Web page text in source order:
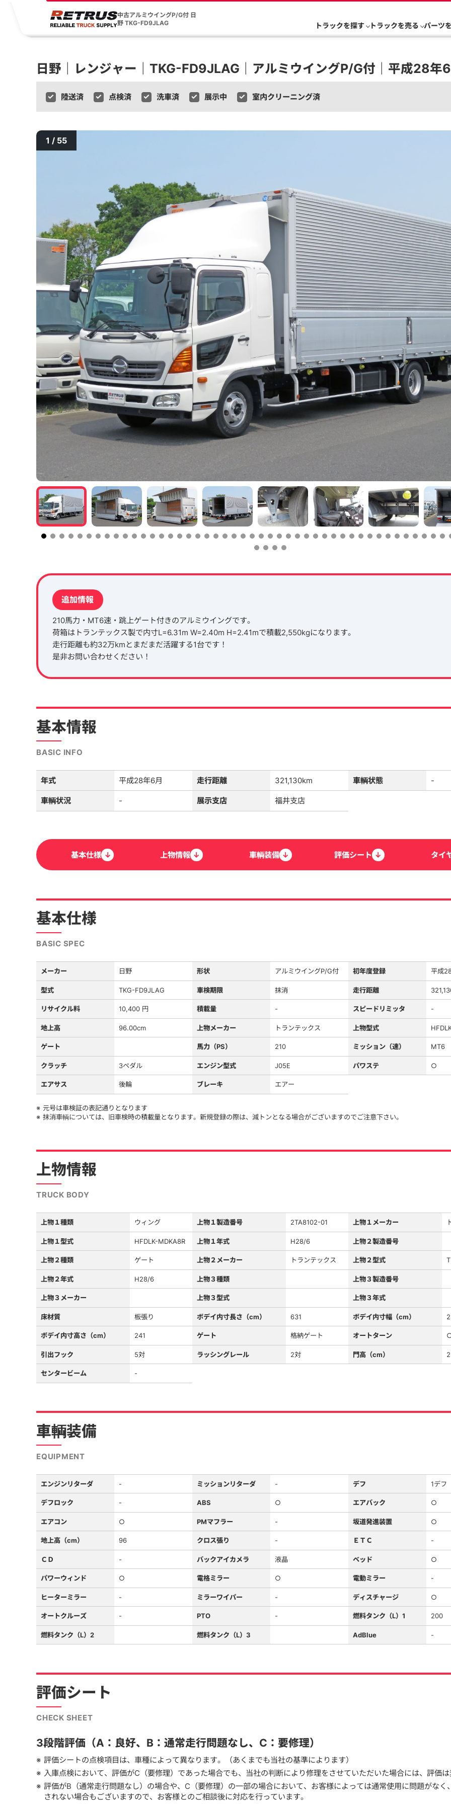
中古アルミウイングP/G付 日
野 TKG-FD9JLAG
トラックを探す トラックを売る パーツ
日野｜レンジャー｜TKG-FD9JLAG｜アルミウイングP/G付｜平成28
陸送済 点検済 洗車済 展示中 室内クリーニング済
1 / 55
追加情報
210馬力・MT6速・跳上ゲート付きのアルミウイングです。
荷箱はトランテックス製で内寸L=6.31m W=2.40m H=2.41mで積載2,550kgになります。
走行距離も約32万kmとまだまだ活躍する1台です！
是非お問い合わせください！
基本情報
BASIC INFO
年式 平成28年6月 走行距離 321,130km 車輌状態 -
車輌状況 - 展示支店 福井支店
基本仕様 ↓ 上物情報 ↓ 車輌装備 ↓ 評価シート ↓ タイ
基本仕様
BASIC SPEC
メーカー 日野 形状 アルミウイングP/G付 初年度登録 平成
型式 TKG-FD9JLAG 車検期限 抹消 走行距離
リサイクル料 10,400 円 積載量 - スピードリミッタ -
地上高 96.00cm 上物メーカー トランテックス 上物型式
ゲート 馬力（PS） 210 ミッション（速） MT6
クラッチ 3ペダル エンジン型式 J05E パワステ ○
エアサス 後輪 ブレーキ エアー
元号は車検証の表記通りとなります
抹消車輌については、旧車検時の積載量となります。新規登録の際は、減トンとなる場合がございますのでご注意下さい。
上物情報
TRUCK BODY
上物１種類 ウィング 上物１製造番号 2TA8102-01 上物１メーカー
上物１型式 HFDLK-MDKA8R 上物１年式 H28/6 上物２製造番号
上物２種類 ゲート 上物２メーカー トランテックス 上物２型式
上物２年式 H28/6 上物３種類 上物３製造番号
上物３メーカー 上物３型式 上物３年式
床材質 板張り ボデイ内寸長さ（cm） 631 ボデイ内寸幅（cm）
ボデイ内寸高さ（cm） 241 ゲート 格納ゲート オートターン
引出フック 5対 ラッシングレール 2対 門高（cm）
センタービーム -
車輌装備
EQUIPMENT
エンジンリターダ - ミッションリターダ - デフ 1デフ
デフロック - ABS ○ エアバック ○
エアコン ○ PMマフラー - 坂道発進装置 ○
地上高（cm） 96 クロス張り - ＥＴＣ -
ＣＤ - バックアイカメラ 液晶 ベッド ○
パワーウィンド ○ 電格ミラー ○ 電動ミラー -
ヒーターミラー - ミラーワイパー - ディスチャージ ○
オートクルーズ - PTO - 燃料タンク（L）1 200
燃料タンク（L）2 燃料タンク（L）3 AdBlue -
評価シート
CHECK SHEET
3段階評価（A：良好、B：通常走行問題なし、C：要修理）
評価シートの点検項目は、車種によって異なります。（あくまでも当社の基準によります）
入庫点検において、評価がC（要修理）であった場合でも、当社の判断により修理をさせていただいた場合には、評価
評価がB（通常走行問題なし）の場合や、C（要修理）の一部の場合において、お客様によっては通常使用に問題がなく
されない場合もございますので、お客様とのご相談後に対応を行っています。